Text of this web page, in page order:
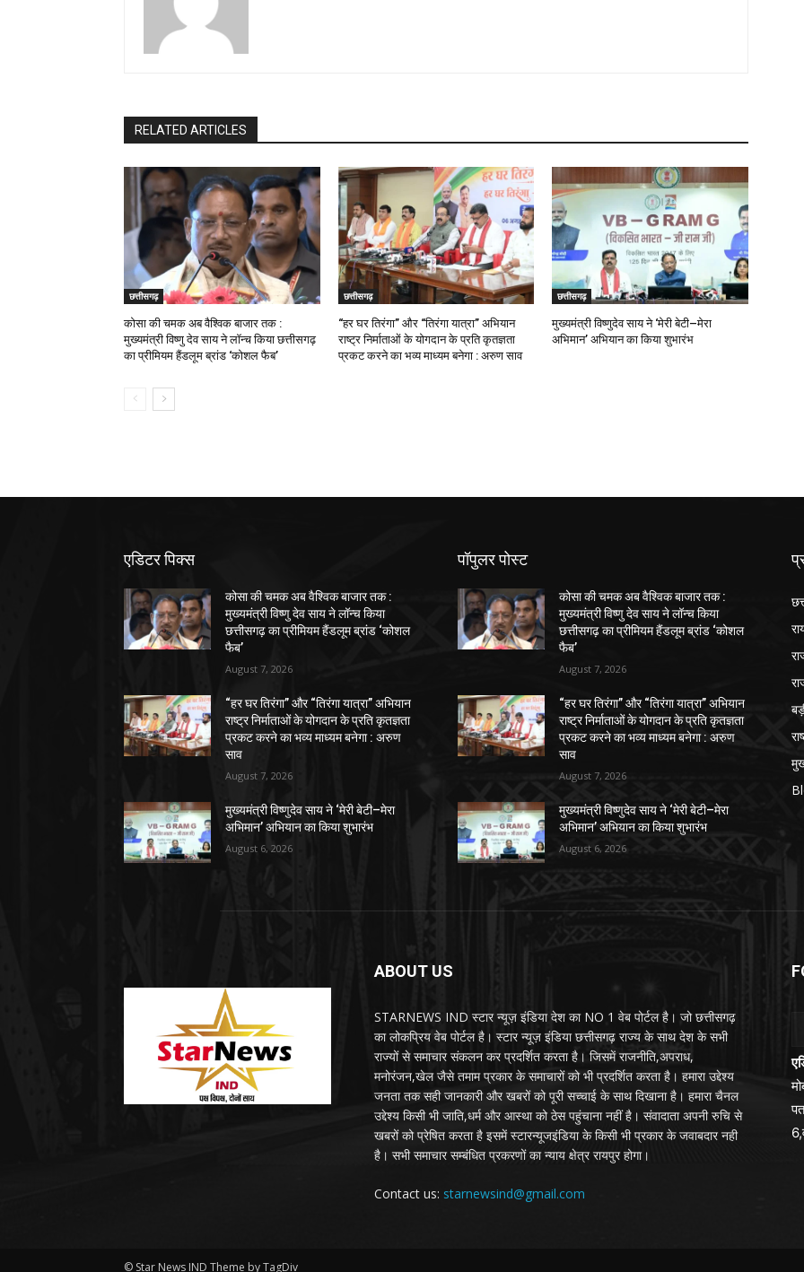
RELATED ARTICLES
छत्तीसगढ़
कोसा की चमक अब वैश्विक बाजार तक :
मुख्यमंत्री विष्णु देव साय ने लॉन्च किया छत्तीसगढ़
का प्रीमियम हैंडलूम ब्रांड ‘कोशल फैब’
छत्तीसगढ़
“हर घर तिरंगा” और “तिरंगा यात्रा” अभियान
राष्ट्र निर्माताओं के योगदान के प्रति कृतज्ञता
प्रकट करने का भव्य माध्यम बनेगा : अरुण साव
छत्तीसगढ़
मुख्यमंत्री विष्णुदेव साय ने ‘मेरी बेटी–मेरा
अभिमान’ अभियान का किया शुभारंभ
एडिटर पिक्स
कोसा की चमक अब वैश्विक बाजार तक :
मुख्यमंत्री विष्णु देव साय ने लॉन्च किया
छत्तीसगढ़ का प्रीमियम हैंडलूम ब्रांड ‘कोशल
फैब’
August 7, 2026
“हर घर तिरंगा” और “तिरंगा यात्रा” अभियान
राष्ट्र निर्माताओं के योगदान के प्रति कृतज्ञता
प्रकट करने का भव्य माध्यम बनेगा : अरुण
साव
August 7, 2026
मुख्यमंत्री विष्णुदेव साय ने ‘मेरी बेटी–मेरा
अभिमान’ अभियान का किया शुभारंभ
August 6, 2026
पॉपुलर पोस्ट
कोसा की चमक अब वैश्विक बाजार तक :
मुख्यमंत्री विष्णु देव साय ने लॉन्च किया
छत्तीसगढ़ का प्रीमियम हैंडलूम ब्रांड ‘कोशल
फैब’
August 7, 2026
“हर घर तिरंगा” और “तिरंगा यात्रा” अभियान
राष्ट्र निर्माताओं के योगदान के प्रति कृतज्ञता
प्रकट करने का भव्य माध्यम बनेगा : अरुण
साव
August 7, 2026
मुख्यमंत्री विष्णुदेव साय ने ‘मेरी बेटी–मेरा
अभिमान’ अभियान का किया शुभारंभ
August 6, 2026
ABOUT US
STARNEWS IND स्टार न्यूज़ इंडिया देश का NO 1 वेब पोर्टल है। जो छत्तीसगढ़
का लोकप्रिय वेब पोर्टल है। स्टार न्यूज़ इंडिया छत्तीसगढ़ राज्य के साथ देश के सभी
राज्यों से समाचार संकलन कर प्रदर्शित करता है। जिसमें राजनीति,अपराध,
मनोरंजन,खेल जैसे तमाम प्रकार के समाचारों को भी प्रदर्शित करता है। हमारा उद्देश्य
जनता तक सही जानकारी और खबरों को पूरी सच्चाई के साथ दिखाना है। हमारा चैनल
उद्देश्य किसी भी जाति,धर्म और आस्था को ठेस पहुंचाना नहीं है। संवादाता अपनी रुचि से
खबरों को प्रेषित करता है इसमें स्टारन्यूजइंडिया के किसी भी प्रकार के जवाबदार नही
है। सभी समाचार सम्बंधित प्रकरणों का न्याय क्षेत्र रायपुर होगा।
Contact us: starnewsind@gmail.com
© Star News IND Theme by TagDiv